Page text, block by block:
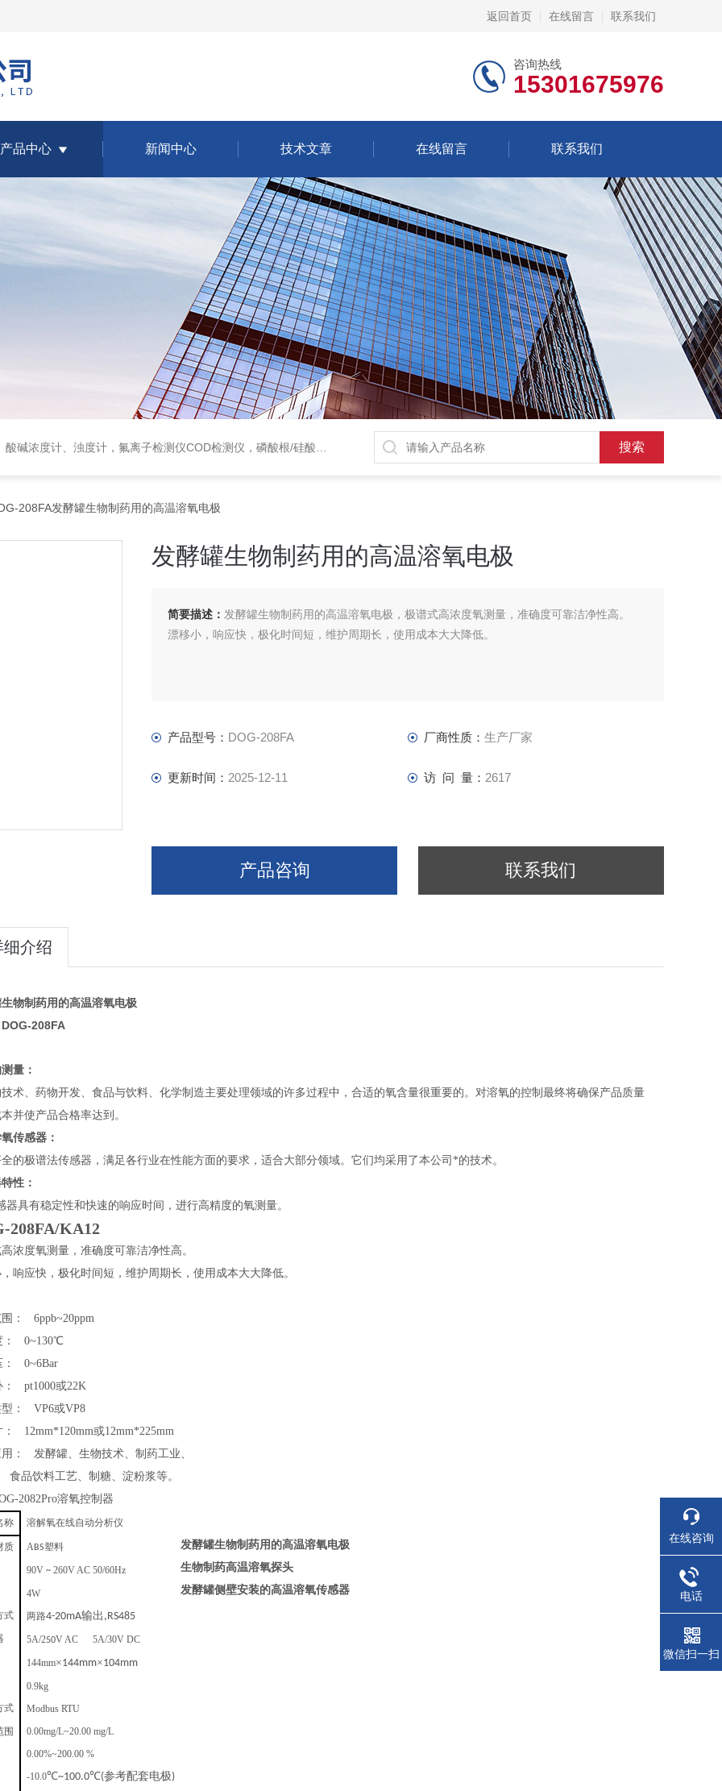
返回首页 在线留言 联系我们
咨询热线
15301675976
产品中心 新闻中心 技术文章 在线留言 联系我们
，氟离子检测仪COD检测仪，磷酸根/硅酸根分析仪，PH电极、溶氧电极、电导电极
208FA发酵罐生物制药用的高温溶氧电极
发酵罐生物制药用的高温溶氧电极
简要描述： 发酵罐生物制药用的高温溶氧电极，极谱式高浓度氧测量，准确度可靠洁净性高。
漂移小，响应快，极化时间短，维护周期长，使用成本大大降低。
产品型号： DOG-208FA 厂商性质： 生产厂家
更新时间： 2025-12-11 访 问 量： 2617
产品咨询 联系我们
细介绍
物制药用的高温溶氧电极
208FA
量：
术、药物开发、食品与饮料、化学制造主要处理领域的许多过程中，合适的氧含量很重要的。对溶氧的控制最终将确保产品质量
并使产品合格率达到。
传感器：
的极谱法传感器，满足各行业在性能方面的要求，适合大部分领域。它们均采用了本公司*的技术。
性：
器具有稳定性和快速的响应时间，进行高精度的氧测量。
208FA/KA12
浓度氧测量，准确度可靠洁净性高。
响应快，极化时间短，维护周期长，使用成本大大降低。
：
6ppb~20ppm
0~130℃
0~6Bar
pt1000或22K
：
VP6或VP8
12mm*120mm或12mm*225mm
：
发酵罐、生物技术、制药工业、
食品饮料工艺、制糖、淀粉浆等。
2082Pro溶氧控制器
称 溶解氧在线自动分析仪
质 ABS塑料
90V ~ 260V AC 50/60Hz
4W
式 两路4-20mA输出 ,RS485
5A/250V AC 5A/30V DC
144mm×144mm×104mm
0.9kg
式
Modbus RTU
围
0.00mg/L~20.00 mg/L
0.00%~200.00 %
-10.0℃~100.0℃(参考配套电极)
发酵罐生物制药用的高温溶氧电极
生物制药高温溶氧探头
发酵罐侧壁安装的高温溶氧传感器
在线咨询
电话
微信扫一扫